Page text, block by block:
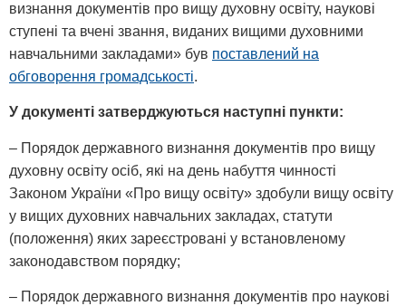
визнання документів про вищу духовну освіту, наукові
ступені та вчені звання, виданих вищими духовними
навчальними закладами» був поставлений на
обговорення громадськості.
У документі затверджуються наступні пункти:
– Порядок державного визнання документів про вищу
духовну освіту осіб, які на день набуття чинності
Законом України «Про вищу освіту» здобули вищу освіту
у вищих духовних навчальних закладах, статути
(положення) яких зареєстровані у встановленому
законодавством порядку;
– Порядок державного визнання документів про наукові